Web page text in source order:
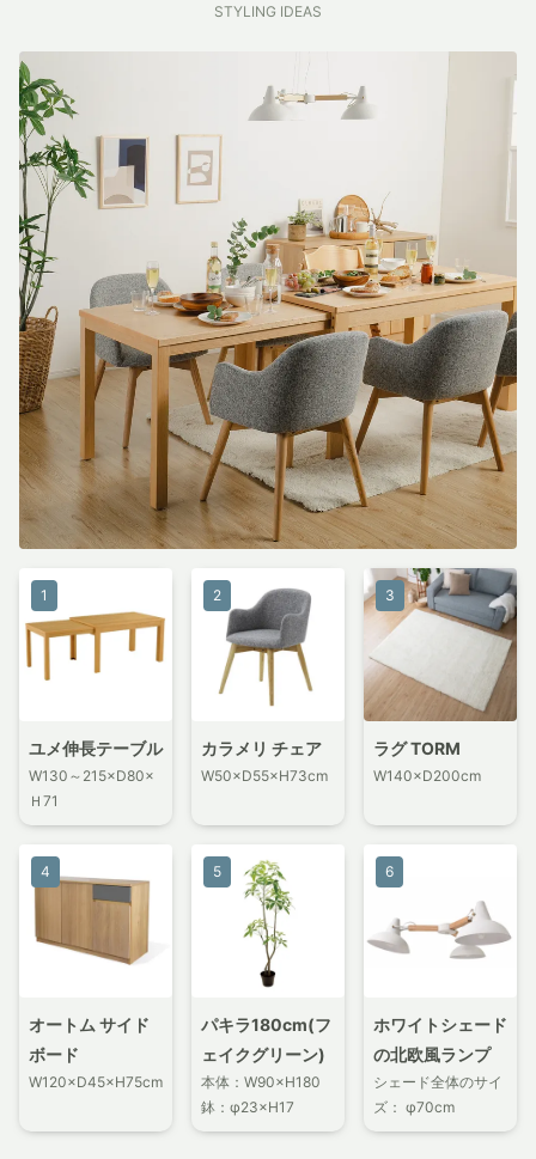
STYLING IDEAS
1
ユメ伸長テーブル
W130～215×D80×
Ｈ71
2
カラメリ チェア
W50×D55×H73cm
3
ラグ TORM
W140×D200cm
4
オートム サイド
ボード
W120×D45×H75cm
5
パキラ180cm(フ
ェイクグリーン)
本体：W90×H180
鉢：φ23×H17
6
ホワイトシェード
の北欧風ランプ
シェード全体のサイ
ズ： φ70cm